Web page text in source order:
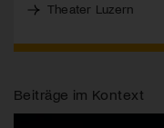
Theater Luzern
Beiträge im Kontext